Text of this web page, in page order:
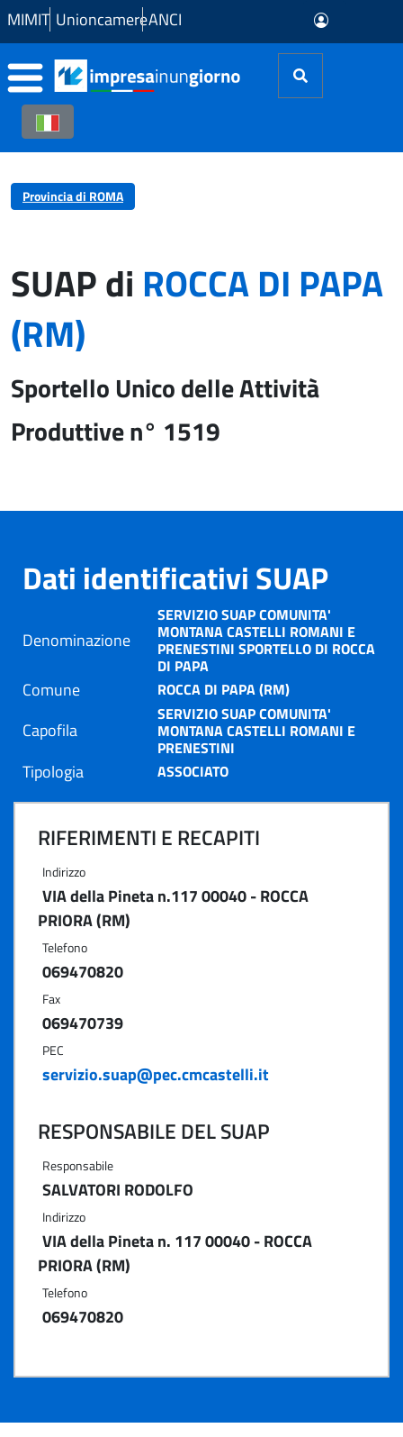
Skip to Main Content
MIMIT UnioncamereANCI
Provincia di ROMA
SUAP di ROCCA DI PAPA
(RM)
Sportello Unico delle Attività
Produttive n° 1519
Dati identificativi SUAP
Denominazione
SERVIZIO SUAP COMUNITA'
MONTANA CASTELLI ROMANI E
PRENESTINI SPORTELLO DI ROCCA
DI PAPA
Comune ROCCA DI PAPA (RM)
Capofila
SERVIZIO SUAP COMUNITA'
MONTANA CASTELLI ROMANI E
PRENESTINI
Tipologia ASSOCIATO
RIFERIMENTI E RECAPITI
Indirizzo
VIA della Pineta n.117 00040 - ROCCA
PRIORA (RM)
Telefono
069470820
Fax
069470739
PEC
servizio.suap@pec.cmcastelli.it
RESPONSABILE DEL SUAP
Responsabile
SALVATORI RODOLFO
Indirizzo
VIA della Pineta n. 117 00040 - ROCCA
PRIORA (RM)
Telefono
069470820